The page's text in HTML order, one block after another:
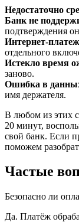
Недостаточно
Банк не
подтверждения
Интернет-
отдельного
Истекло время
заново.
Ошибка в
имя держателя.
В любом из этих
20 минут,
свой банк. Если
поможем
Частые
Безопасно ли
Да. Платёж